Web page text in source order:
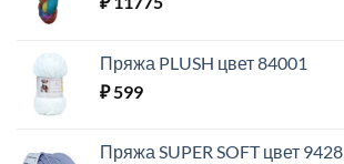
Пряжа PLUSH цвет 84001
₽599
Пряжа SUPER SOFT цвет 9428